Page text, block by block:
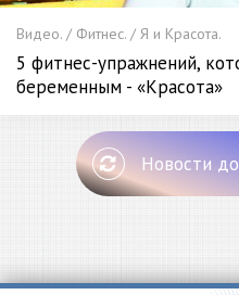
Видео. / Фитнес. / Я и Красота.
5 фитнес-упражнений,
беременным - «Красота»
Новости